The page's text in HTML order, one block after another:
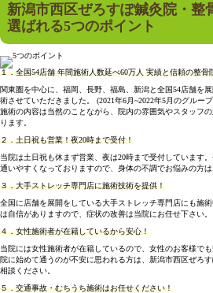
新潟市西区ぜろすぽ鍼灸院・整
選ばれる5つのポイント
１．全国54店舗 年間施術人数延べ60万人 実績と信頼の整骨
関東圏を中心に、福岡、長野、福島、新潟と全国54店舗を
術させていただきました。 (2021年6月~2022年5月のグルー
施術の内容は当然のことながら、院内の雰囲気やスタッフ
ります。
２．土日祝も営業！夜20時まで受付！
当院は土日祝も休まず営業、夜は20時まで受付しています
通いやすくなっておりますので、身体の不調でお悩みの方は
３．大手ストレッチ専門店に施術技術を提供！
全国に店舗を展開をしている大手ストレッチ専門店にも施
は自信がありますので、症状の改善は当院にお任せ下さい。
４．女性施術者が在籍しているから安心！
当院には女性施術者が在籍しているので、女性のお客様で
院に始めて通うのが不安に思われる方は、新潟市西区ぜろ
相談ください。
５．交通事故・むちうち施術はお任せください！